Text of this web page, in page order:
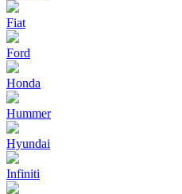
Fiat
Ford
Honda
Hummer
Hyundai
Infiniti